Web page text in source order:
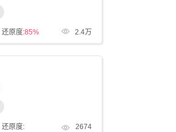
还原度:85% 2.4万
还原度: 2674